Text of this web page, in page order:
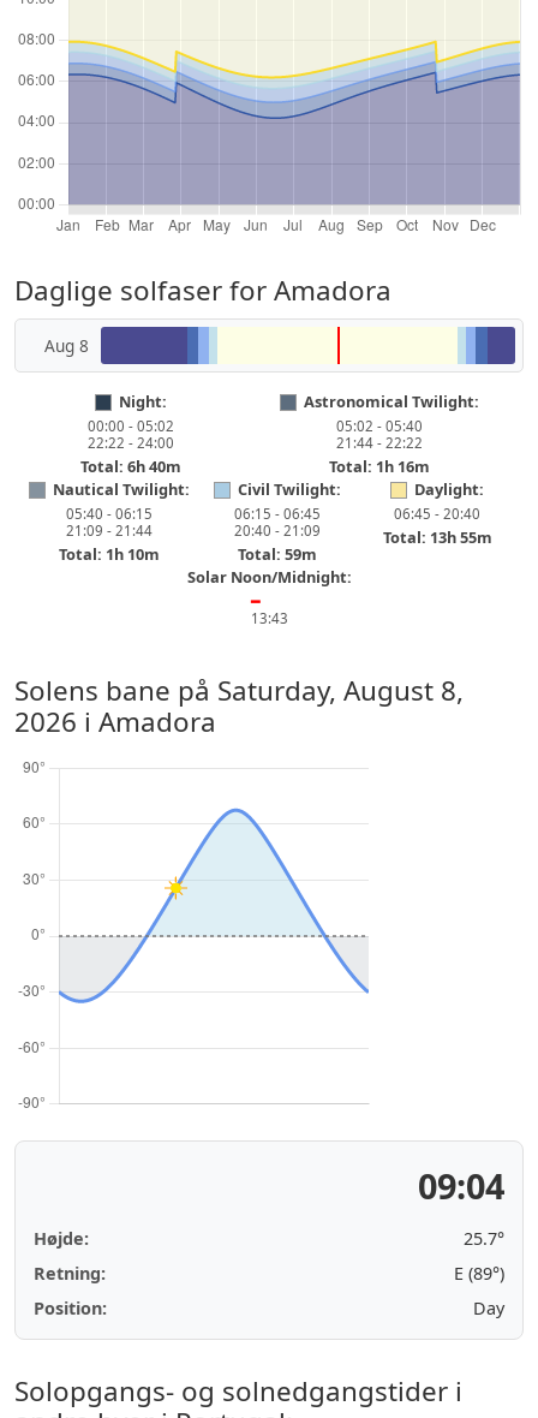
Daglige solfaser for Amadora
Aug 8
Night:
00:00 - 05:02
22:22 - 24:00
Total: 6h 40m
Astronomical Twilight:
05:02 - 05:40
21:44 - 22:22
Total: 1h 16m
Nautical Twilight:
05:40 - 06:15
21:09 - 21:44
Total: 1h 10m
Civil Twilight:
06:15 - 06:45
20:40 - 21:09
Total: 59m
Daylight:
06:45 - 20:40
Total: 13h 55m
Solar Noon/Midnight:
━
13:43
Solens bane på Saturday, August 8,
2026 i Amadora
09:04
Højde:
25.7°
Retning:
E (89°)
Position:
Day
Solopgangs- og solnedgangstider i